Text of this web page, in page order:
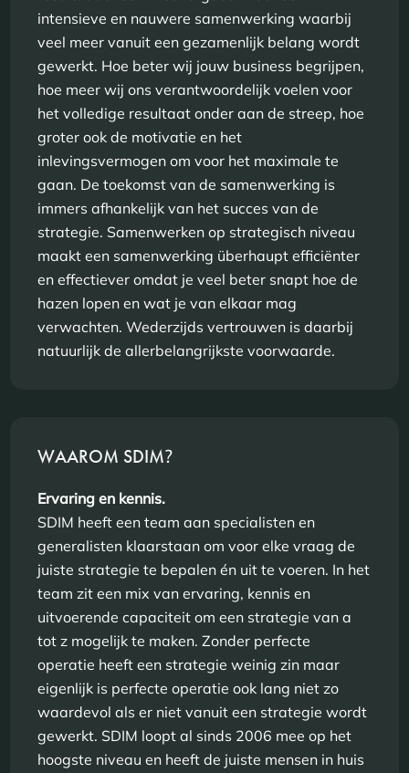
intensieve en nauwere samenwerking waarbij
veel meer vanuit een gezamenlijk belang wordt
gewerkt. Hoe beter wij jouw business begrijpen,
hoe meer wij ons verantwoordelijk voelen voor
het volledige resultaat onder aan de streep, hoe
groter ook de motivatie en het
inlevingsvermogen om voor het maximale te
gaan. De toekomst van de samenwerking is
immers afhankelijk van het succes van de
strategie. Samenwerken op strategisch niveau
maakt een samenwerking überhaupt efficiënter
en effectiever omdat je veel beter snapt hoe de
hazen lopen en wat je van elkaar mag
verwachten. Wederzijds vertrouwen is daarbij
natuurlijk de allerbelangrijkste voorwaarde.
WAAROM SDIM?
Ervaring en kennis.
SDIM heeft een team aan specialisten en
generalisten klaarstaan om voor elke vraag de
juiste strategie te bepalen én uit te voeren. In het
team zit een mix van ervaring, kennis en
uitvoerende capaciteit om een strategie van a
tot z mogelijk te maken. Zonder perfecte
operatie heeft een strategie weinig zin maar
eigenlijk is perfecte operatie ook lang niet zo
waardevol als er niet vanuit een strategie wordt
gewerkt. SDIM loopt al sinds 2006 mee op het
hoogste niveau en heeft de juiste mensen in huis